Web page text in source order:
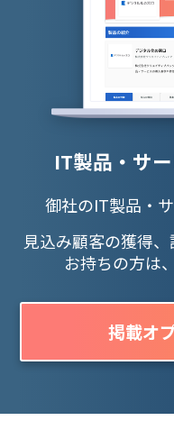
IT製品・サ
御社のIT製品・
見込み顧客の獲得
お持ちの方は
掲載オ